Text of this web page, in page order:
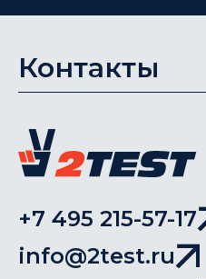
Контакты
+7 495 215-57-17
info@2test.ru